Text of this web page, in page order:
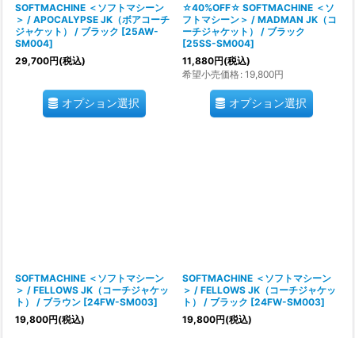
SOFTMACHINE ＜ソフトマシーン
＞ / APOCALYPSE JK（ボアコーチ
ジャケット） / ブラック [25AW-
SM004]
29,700円(税込)
オプション選択
☆40%OFF☆ SOFTMACHINE ＜ソ
フトマシーン＞ / MADMAN JK（コ
ーチジャケット） / ブラック
[25SS-SM004]
11,880円(税込)
希望小売価格: 19,800円
オプション選択
SOFTMACHINE ＜ソフトマシーン
＞ / FELLOWS JK（コーチジャケッ
ト） / ブラウン [24FW-SM003]
19,800円(税込)
SOFTMACHINE ＜ソフトマシーン
＞ / FELLOWS JK（コーチジャケッ
ト） / ブラック [24FW-SM003]
19,800円(税込)